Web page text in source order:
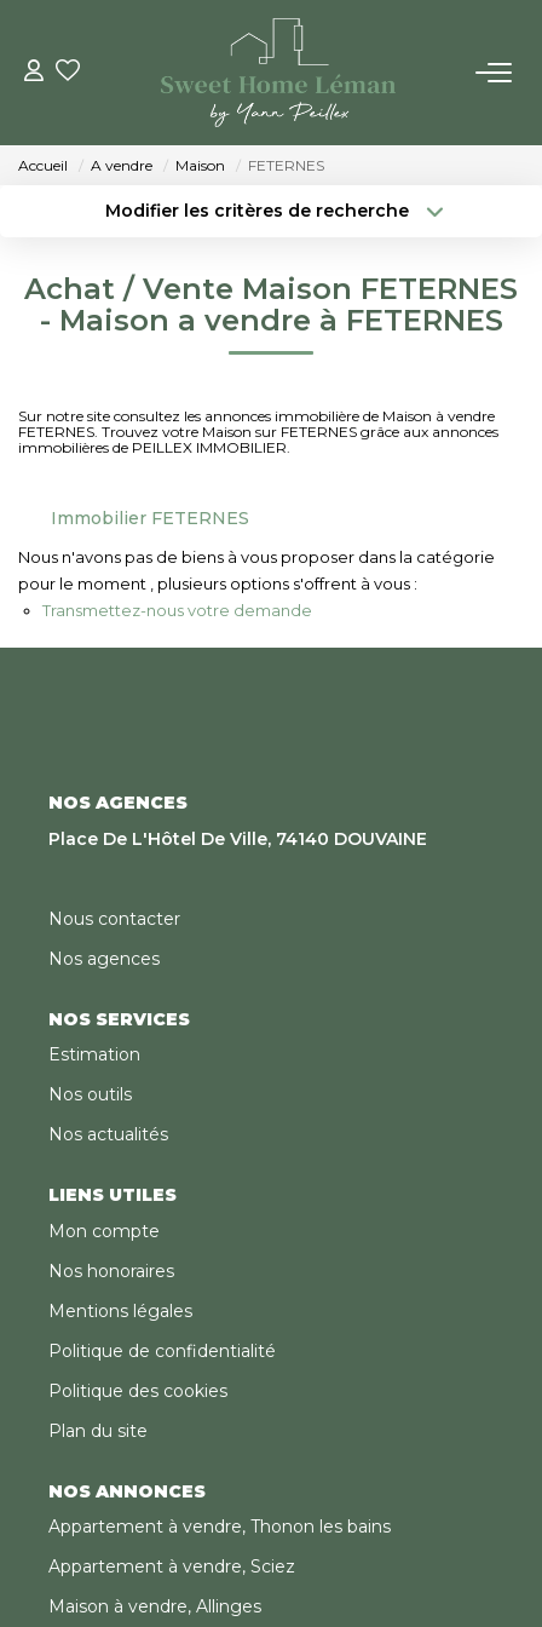
ACHETER
VENDRE
LES AGENCES
Notre Équipe
Nous Rejoindre
Accueil A vendre Maison FETERNES
Modifier les critères de recherche
Surface min Budget max
Achat / Vente Maison FETERNES
- Maison a vendre à FETERNES
Sur notre site consultez les annonces immobilière de Maison à vendre
FETERNES. Trouvez votre Maison sur FETERNES grâce aux annonces
immobilières de PEILLEX IMMOBILIER.
Immobilier FETERNES
Nous n'avons pas de biens à vous proposer dans la catégorie
pour le moment , plusieurs options s'offrent à vous :
Transmettez-nous votre demande
NOS AGENCES
Place De L'Hôtel De Ville, 74140 DOUVAINE
Nous contacter
Nos agences
NOS SERVICES
Estimation
Nos outils
Nos actualités
LIENS UTILES
Mon compte
Nos honoraires
Mentions légales
Politique de confidentialité
Politique des cookies
Plan du site
NOS ANNONCES
Appartement à vendre, Thonon les bains
Appartement à vendre, Sciez
Maison à vendre, Allinges